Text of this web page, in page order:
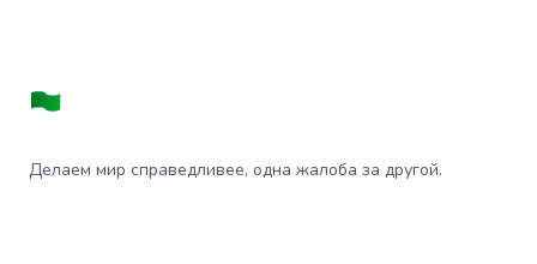
Делаем мир справедливее, одна жалоба за другой.